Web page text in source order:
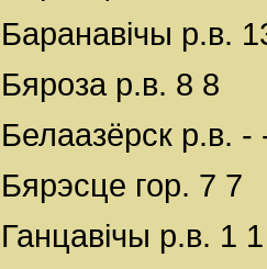
Баранавічы р.в.
Бяроза р.в. 8 8
Белаазёрск р.в. -
Бярэсце гор. 7 7
Ганцавічы р.в. 1 1